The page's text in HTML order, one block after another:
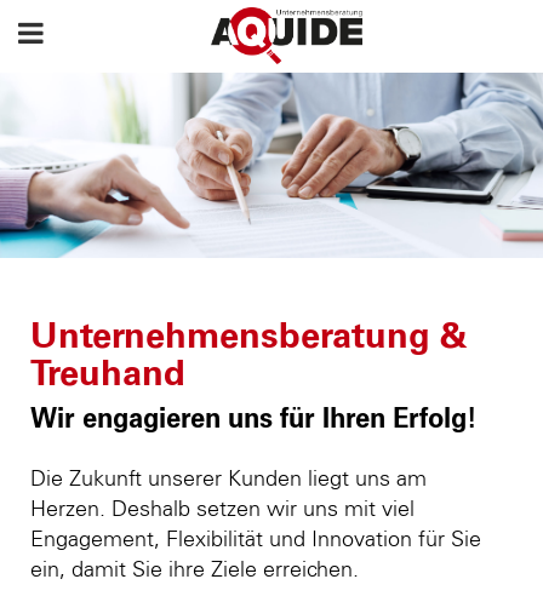
Unternehmensberatung &
Treuhand
Wir engagieren uns für Ihren Erfolg!
Die Zukunft unserer Kunden liegt uns am
Herzen. Deshalb setzen wir uns mit viel
Engagement, Flexibilität und Innovation für Sie
ein, damit Sie ihre Ziele erreichen.